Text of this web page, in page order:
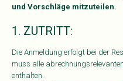
und Vorschläge mitzuteilen.
1. ZUTRITT:
Die Anmeldung erfolgt bei der
muss alle
enthalten.